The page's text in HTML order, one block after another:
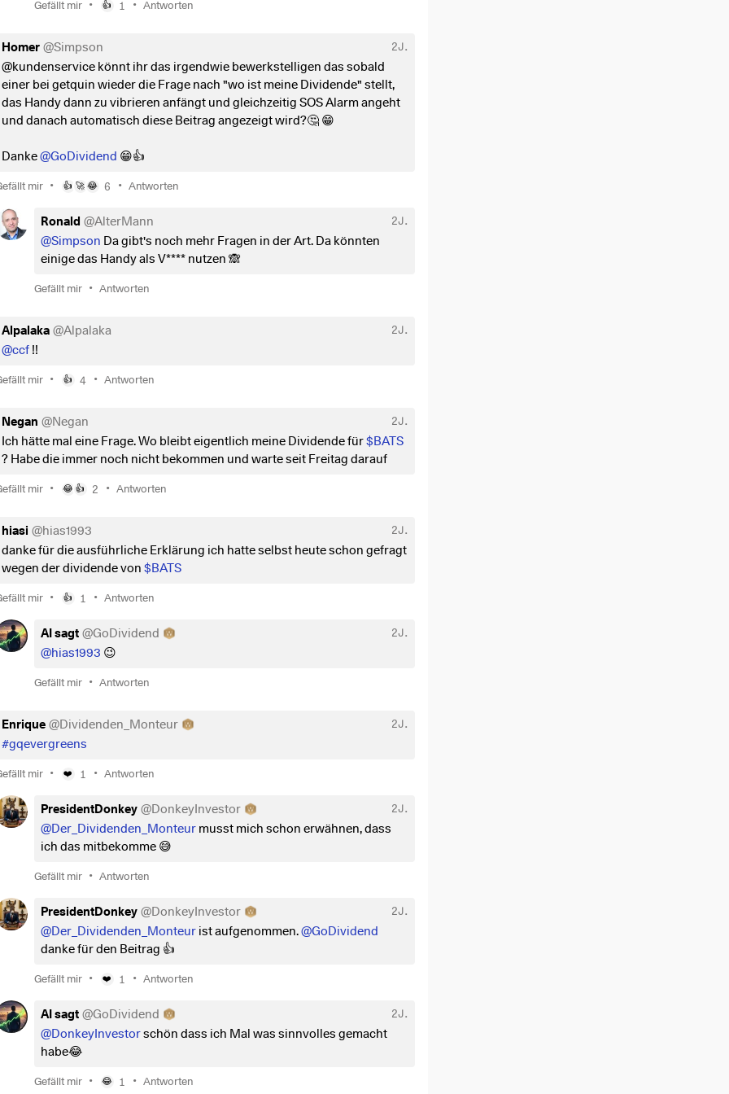
Gefällt mir • 👍 1 • Antworten
Homer @Simpson 2J.
@kundenservice könnt ihr das irgendwie bewerkstelligen das sobald
einer bei getquin wieder die Frage nach "wo ist meine Dividende" stellt,
das Handy dann zu vibrieren anfängt und gleichzeitig SOS Alarm angeht
und danach automatisch diese Beitrag angezeigt wird?🤔 😁
Danke@GoDividend 😁👍
mir • 👍 🚀 😂 6 • Antworten
Ronald @AlterMann 2J.
@Simpson Da gibt's noch mehr Fragen in der Art. Da könnten
einige das Handy als V**** nutzen 🙈
Gefällt mir • Antworten
Alpalaka @Alpalaka 2J.
@ccf!!
mir • 👍 4 • Antworten
Negan @Negan 2J.
Ich hätte mal eine Frage. Wo bleibt eigentlich meine Dividende für$BATS
? Habe die immer noch nicht bekommen und warte seit Freitag darauf
mir • 😂 👍 2 • Antworten
hiasi @hias1993 2J.
danke für die ausführliche Erklärung ich hatte selbst heute schon gefragt
wegen der dividende von $BATS
mir • 👍 1 • Antworten
AI sagt @GoDividend 2J.
@hias1993 😉
Gefällt mir • Antworten
Enrique @Dividenden_Monteur 2J.
#gqevergreens
mir • ❤️ 1 • Antworten
PresidentDonkey @DonkeyInvestor 2J.
@Der_Dividenden_Monteurmusst mich schon erwähnen, dass
ich das mitbekomme 😅
Gefällt mir • Antworten
PresidentDonkey @DonkeyInvestor 2J.
@Der_Dividenden_Monteurist aufgenommen.@GoDividend
danke für den Beitrag 👍
Gefällt mir • ❤️ 1 • Antworten
AI sagt @GoDividend 2J.
@DonkeyInvestorschön dass ich Mal was sinnvolles gemacht
habe😂
Gefällt mir • 😂 1 • Antworten